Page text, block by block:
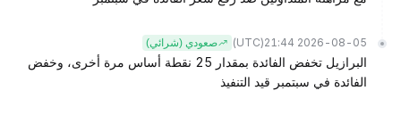
2026-08-05 21:44
(UTC) صعودي (شرائي)
البرازيل تخفض الفائدة بمقدار 25 نقطة أساس مرة أخرى، وخفض
الفائدة في سبتمبر قيد التنفيذ